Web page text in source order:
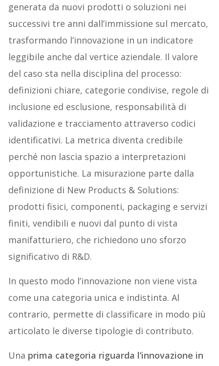
generata da nuovi prodotti o soluzioni nei
successivi tre anni dall’immissione sul mercato,
trasformando l’innovazione in un indicatore
leggibile anche dal vertice aziendale. Il valore
del caso sta nella disciplina del processo:
definizioni chiare, categorie condivise, regole di
inclusione ed esclusione, responsabilità di
validazione e tracciamento attraverso codici
identificativi. La metrica diventa credibile
perché non lascia spazio a interpretazioni
opportunistiche. La misurazione parte dalla
definizione di New Products & Solutions:
prodotti fisici, componenti, packaging e servizi
finiti, vendibili e nuovi dal punto di vista
manifatturiero, che richiedono uno sforzo
significativo di R&D.
In questo modo l’innovazione non viene vista
come una categoria unica e indistinta. Al
contrario, permette di classificare in modo più
articolato le diverse tipologie di contributo.
Una prima categoria riguarda l’innovazione in